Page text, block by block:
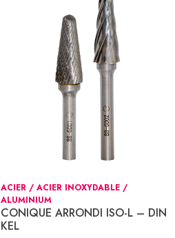
ACIER / ACIER INOXYDABLE /
ALUMINIUM
CONIQUE ARRONDI ISO-L – DIN
KEL